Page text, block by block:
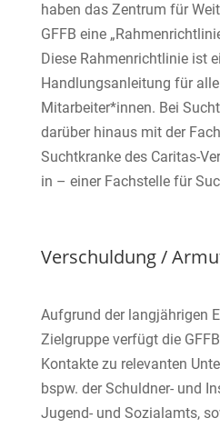
haben das Zentrum für
GFFB eine
Diese Rahmenrichtlinie ist
Handlungsanleitung für
Mitarbeiter*innen. Bei
darüber hinaus mit der
Suchtkranke des Caritas-
in – einer Fachstelle für
Verschuldung /
Aufgrund der langjährigen
Zielgruppe verfügt die
Kontakte zu relevanten
bspw. der Schuldner- und
Jugend- und Sozialamts,